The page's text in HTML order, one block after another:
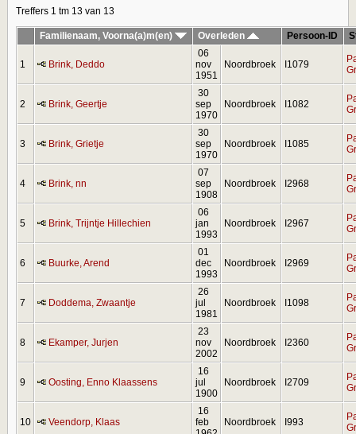
Treffers 1 tm 13 van 13
Familienaam, Voorna(a)m(en) Overleden Persoon-ID
1 Brink, Deddo
06
nov
1951
Noordbroek I1079
2 Brink, Geertje
30
sep
1970
Noordbroek I1082
3 Brink, Grietje
30
sep
1970
Noordbroek I1085
4 Brink, nn
07
sep
1908
Noordbroek I2968
5 Brink, Trijntje Hillechien
06
jan
1993
Noordbroek I2967
6 Buurke, Arend
01
dec
1993
Noordbroek I2969
7 Doddema, Zwaantje
26
jul
1981
Noordbroek I1098
8 Ekamper, Jurjen
23
nov
2002
Noordbroek I2360
9 Oosting, Enno Klaassens
16
jul
1900
Noordbroek I2709
10 Veendorp, Klaas
16
feb
Noordbroek I993